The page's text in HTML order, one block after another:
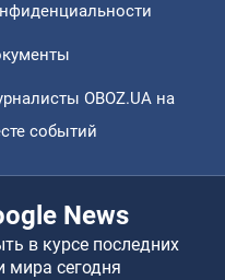
OBOZ.UA на
событий
News
в курсе последних
мира сегодня